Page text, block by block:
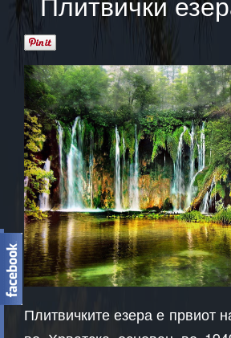
Плитвичките езера е првиот